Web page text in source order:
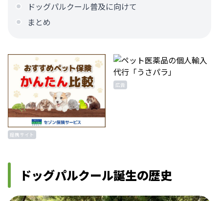
ドッグパルクール普及に向けて
まとめ
提携サイト
広告
ドッグパルクール誕生の歴史